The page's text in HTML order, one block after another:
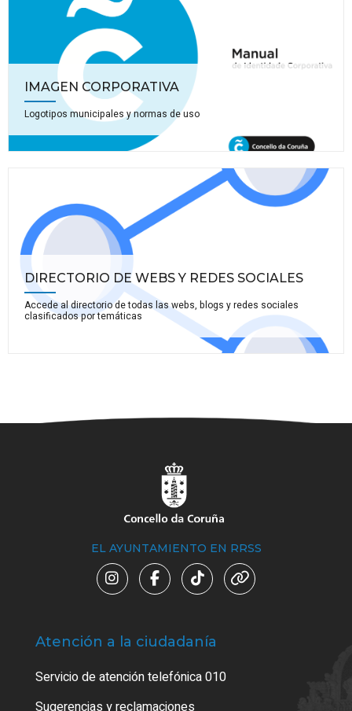
IMAGEN CORPORATIVA
Logotipos municipales y normas de uso
DIRECTORIO DE WEBS Y REDES SOCIALES
Accede al directorio de todas las webs, blogs y redes sociales
clasificados por temáticas
EL AYUNTAMIENTO EN RRSS
Atención a la ciudadanía
Servicio de atención telefónica 010
Sugerencias y reclamaciones